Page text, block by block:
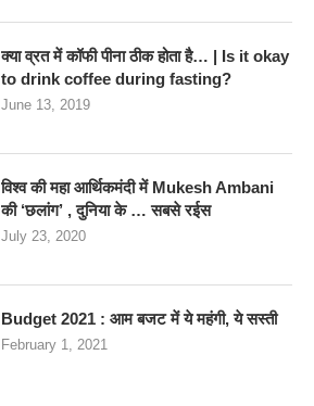
क्या व्रत में कॉफी पीना ठीक होता है… | Is it okay
to drink coffee during fasting?
June 13, 2019
विश्व की महा आर्थिकमंदी में Mukesh Ambani
की ‘छलांग’ , दुनिया के … सबसे रईस
July 23, 2020
Budget 2021 : आम बजट में ये महंगी, ये सस्‍ती
February 1, 2021